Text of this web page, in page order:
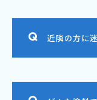
近隣の方に